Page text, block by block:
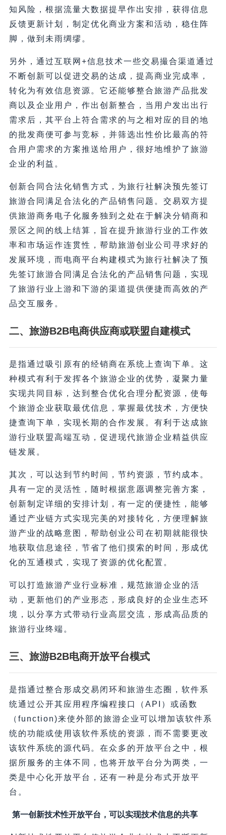
知风险，根据流量大数据提早作出安排，获得信息
反馈更新计划，制定优化商业方案和活动，稳住阵
脚，做到未雨绸缪。
另外，通过互联网+信息技术一些交易撮合渠道通过
不断创新可以促进交易的达成，提高商业完成率，
转化为有效信息资源。它还能够整合旅游产品批发
商以及企业用户，作出创新整合，当用户发出出行
需求后，其平台上符合需求的与之相对应的目的地
的批发商便可参与竞标，并筛选出性价比最高的符
合用户需求的方案推送给用户，很好地维护了旅游
企业的利益。
创新合同合法化销售方式，为旅行社解决预先签订
旅游合同满足合法化的产品销售问题。交易双方提
供旅游商务电子化服务独到之处在于解决分销商和
景区之间的线上结算，旨在提升旅游行业的工作效
率和市场运作连贯性，帮助旅游创业公司寻求好的
发展环境，而电商平台构建模式为旅行社解决了预
先签订旅游合同满足合法化的产品销售问题，实现
了旅游行业上游和下游的渠道提供便捷而高效的产
品交互服务。
二、旅游B2B电商供应商或联盟自建模式
是指通过吸引原有的经销商在系统上查询下单。这
种模式有利于发挥各个旅游企业的优势，凝聚力量
实现共同目标，达到整合优化合理分配资源，使每
个旅游企业获取最优信息，掌握最优技术，方便快
捷查询下单，实现长期的合作发展。有利于达成旅
游行业联盟高端互动，促进现代旅游企业精益供应
链发展。
其次，可以达到节约时间，节约资源，节约成本。
具有一定的灵活性，随时根据意愿调整完善方案，
创新制定详细的安排计划，有一定的便捷性，能够
通过产业链方式实现完美的对接转化，方便理解旅
游产业的战略意图，帮助创业公司在初期就能很快
地获取信息途径，节省了他们摸索的时间，形成优
化的互通模式，实现了资源的优化配置。
可以打造旅游产业行业标准，规范旅游企业的活
动，更新他们的产业形态，形成良好的企业生态环
境，以分享方式带动行业高层交流，形成高品质的
旅游行业终端。
三、旅游B2B电商开放平台模式
是指通过整合形成交易闭环和旅游生态圈，软件系
统通过公开其应用程序编程接口（API）或函数
（function)来使外部的旅游企业可以增加该软件系
统的功能或使用该软件系统的资源，而不需要更改
该软件系统的源代码。在众多的开放平台之中，根
据所服务的主体不同，也将开放平台分为两类，一
类是中心化开放平台，还有一种是分布式开放平
台。
第一创新技术性开放平台，可以实现技术信息的共享